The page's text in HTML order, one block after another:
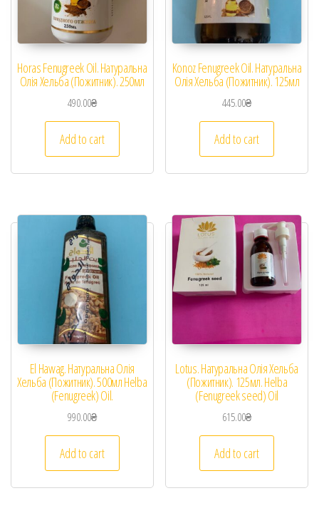
Horas Fenugreek Oil. Натуральна
Олія Хельба (Пожитник). 250мл
490.00₴
Add to cart
Konoz Fenugreek Oil. Натуральна
Олія Хельба (Пожитник). 125мл
445.00₴
Add to cart
El Hawag. Натуральна Олія
Хельба (Пожитник). 500мл Helba
(Fenugreek) Oil.
990.00₴
Add to cart
Lotus. Натуральна Олія Хельба
(Пожитник). 125мл. Helba
(Fenugreek seed) Oil
615.00₴
Add to cart